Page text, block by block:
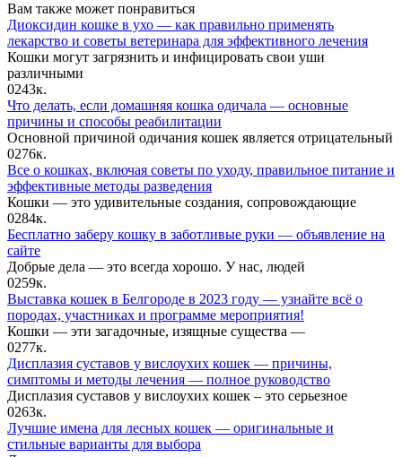
Вам также может понравиться
Диоксидин кошке в ухо — как правильно применять
лекарство и советы ветеринара для эффективного лечения
Кошки могут загрязнить и инфицировать свои уши
различными
0243к.
Что делать, если домашняя кошка одичала — основные
причины и способы реабилитации
Основной причиной одичания кошек является отрицательный
0276к.
Все о кошках, включая советы по уходу, правильное питание и
эффективные методы разведения
Кошки — это удивительные создания, сопровождающие
0284к.
Бесплатно заберу кошку в заботливые руки — объявление на
сайте
Добрые дела — это всегда хорошо. У нас, людей
0259к.
Выставка кошек в Белгороде в 2023 году — узнайте всё о
породах, участниках и программе мероприятия!
Кошки — эти загадочные, изящные существа —
0277к.
Дисплазия суставов у вислоухих кошек — причины,
симптомы и методы лечения — полное руководство
Дисплазия суставов у вислоухих кошек – это серьезное
0263к.
Лучшие имена для лесных кошек — оригинальные и
стильные варианты для выбора